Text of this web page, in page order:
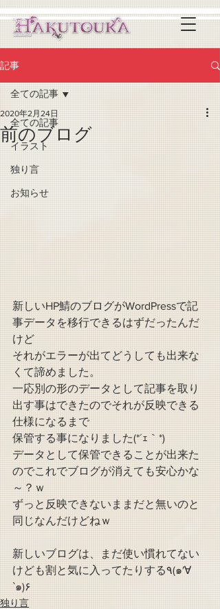
記事
全ての記事
イラスト
独り言
お知らせ
全ての記事
前のブログ
2020年2月24日
新しいHP鯖のブログがWordPressで記
事データを移行できるはずだったんだ
けど
それがエラーが出てどうしても出来な
くて諦めました。
一応別の形のデータとして記事を取り
出す事はできたのでそれが反映できる
仕様になるまで
保管する事になりました(*´ｪ｀*)
データとして保管できることが出来た
のでこれでブログが消えても安心かな
～？ｗ
ずっと反映できないままだと無いのと
同じなんだけどねｗ
新しいブログは、まだ使い慣れてない
けども割と気に入ってたりする٩(๑′∀
‵๑)۶
独り言